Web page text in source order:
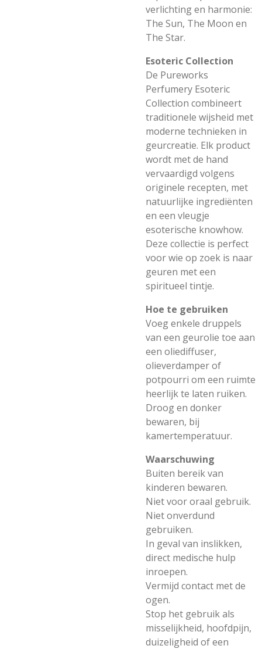
verlichting en harmonie:
The Sun, The Moon en
The Star.
Esoteric Collection
De Pureworks
Perfumery Esoteric
Collection combineert
traditionele wijsheid met
moderne technieken in
geurcreatie. Elk product
wordt met de hand
vervaardigd volgens
originele recepten, met
natuurlijke ingrediënten
en een vleugje
esoterische knowhow.
Deze collectie is perfect
voor wie op zoek is naar
geuren met een
spiritueel tintje.
Hoe te gebruiken
Voeg enkele druppels
van een geurolie toe aan
een oliediffuser,
olieverdamper of
potpourri om een ruimte
heerlijk te laten ruiken.
Droog en donker
bewaren, bij
kamertemperatuur.
Waarschuwing
Buiten bereik van
kinderen bewaren.
Niet voor oraal gebruik.
Niet onverdund
gebruiken.
In geval van inslikken,
direct medische hulp
inroepen.
Vermijd contact met de
ogen.
Stop het gebruik als
misselijkheid, hoofdpijn,
duizeligheid of een